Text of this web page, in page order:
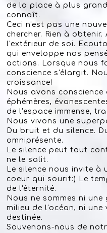
de la place à plus
connaît.
Ceci n'est pas une
chercher. Rien à
l'extérieur de soi.
qui enveloppe nos
actions. Lorsque nous
conscience s'élargit.
croissance!
Nous avons
éphémères,
de l'espace immense,
Nous vivons une
Du bruit et du silence.
omniprésente.
Le silence peut tout
ne le salit.
Le silence nous invite à
coeur qui sourit:) Le
de l'éternité.
Nous ne sommes ni
milieu de l'océan, ni
destinée.
Souvenons-nous de